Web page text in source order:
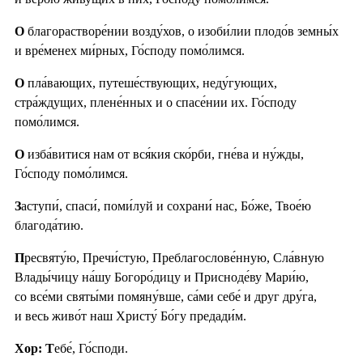
О благорастворе́нии возду́хов, о изоби́лии плодо́в земны́х
и вре́менех ми́рных, Го́споду помо́лимся.
О пла́вающих, путеше́ствующих, неду́гующих,
стра́ждущих, плене́нных и о спасе́нии их. Го́споду
помо́лимся.
О изба́витися нам от вся́кия ско́рби, гне́ва и ну́жды,
Го́споду помо́лимся.
Заступи́, спаси́, поми́луй и сохрани́ нас, Бо́же, Твое́ю
благода́тию.
Пресвяту́ю, Пречи́стую, Преблагослове́нную, Сла́вную
Влады́чицу на́шу Богоро́дицу и Присноде́ву Мари́ю,
со все́ми святы́ми помяну́вше, са́ми себе́ и друг дру́га,
и весь живо́т наш Христу́ Бо́гу предади́м.
Хор: Тебе́, Го́споди.